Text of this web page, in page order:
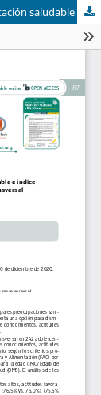
Conocimientos, actitudes y prácticas de alimentación saludable e índice de masa corporal en adolescentes peruanos: Un estudio transversal